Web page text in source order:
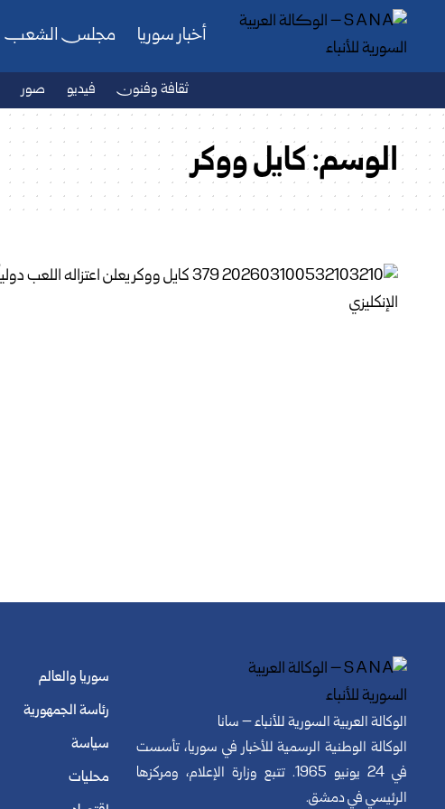
أخبار سوريا مجلس الشعب
ثقافة وفنون فيديو صور
الوسم:كايل ووكر
الوكالة العربية السورية للأنباء – سانا
الوكالة الوطنية الرسمية للأخبار في سوريا، تأسست
في 24 يونيو 1965. تتبع وزارة الإعلام، ومركزها
الرئيسي في دمشق.
سوريا والعالم
رئاسة الجمهورية
سياسة
محليات